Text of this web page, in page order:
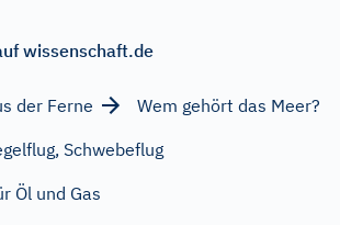
wissenschaft.de
der Ferne
Wem gehört das Meer?
Schwebeflug
Öl und Gas